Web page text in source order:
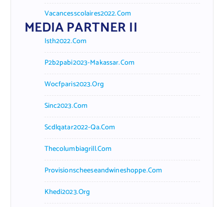
Vacancesscolaires2022.com
MEDIA PARTNER II
Isth2022.com
P2b2pabi2023-Makassar.com
Wocfparis2023.org
Sinc2023.com
Scdlqatar2022-Qa.com
Thecolumbiagrill.com
Provisionscheeseandwineshoppe.com
Khedi2023.org